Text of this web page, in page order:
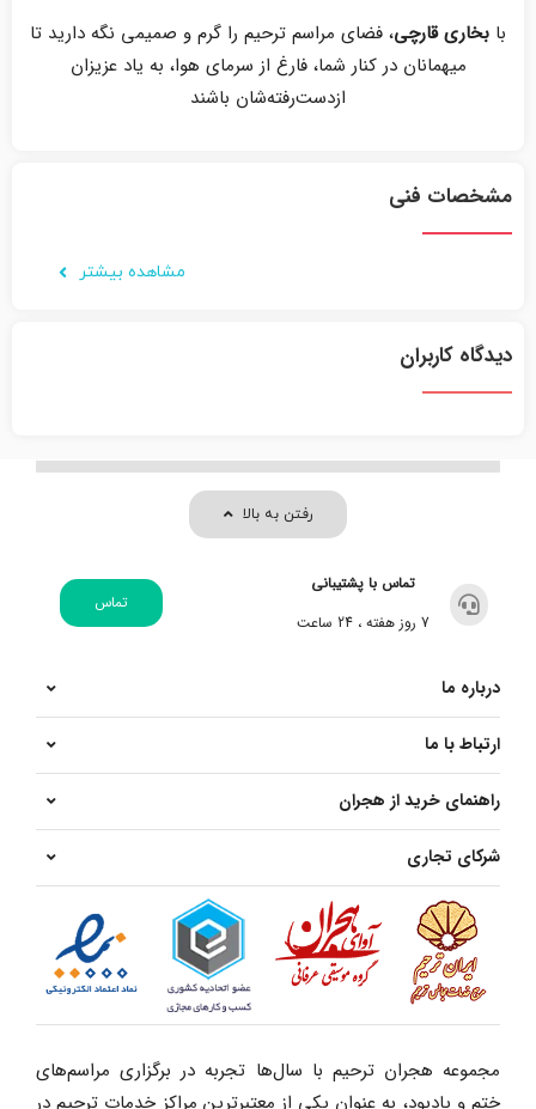
با بخاری قارچی، فضای مراسم ترحیم را گرم و صمیمی نگه دارید تا
میهمانان در کنار شما، فارغ از سرمای هوا، به یاد عزیزان
ازدست‌رفته‌شان باشند
مشخصات فنی
مشاهده بیشتر
دیدگاه کاربران
رفتن به بالا
تماس با پشتیبانی
7 روز هفته ، 24 ساعت
تماس
درباره ما
ارتباط با ما
راهنمای خرید از هجران
شرکای تجاری
مجموعه هجران ترحیم با سال‌ها تجربه در برگزاری مراسم‌های